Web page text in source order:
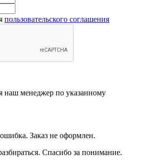
пользовательского соглашения
наш менеджер по указанному
Заказ не оформлен.
Спасибо за понимание.